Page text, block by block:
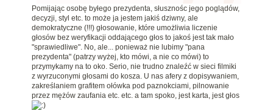
Pomijając osobę byłego prezydenta, słusznośc jego poglądów,
decyzji, styl etc. to może ja jestem jakiś dziwny, ale
demokratyczne (!!!) głosowanie, które umożliwia liczenie
głosów bez weryfikacji oddającego głos to jakoś jest tak mało
"sprawiedliwe". No, ale... ponieważ nie lubimy "pana
prezydenta" (patrzy wyżej, kto mówi, a nie co mówi) to
przymykamy na to oko. Serio, nie trudno znaleźć w sieci filmiki
z wyrzuconymi głosami do kosza. U nas afery z dopisywaniem,
zakreślaniem grafitem ołówka pod paznokciami, pilnowanie
przez mężów zaufania etc. etc. a tam spoko, jest karta, jest głos